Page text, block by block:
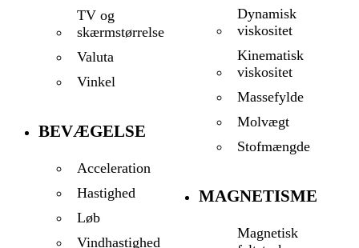
TV og
skærmstørrelse
Valuta
Vinkel
BEVÆGELSE
Acceleration
Hastighed
Løb
Vindhastighed
Dynamisk
viskositet
Kinematisk
viskositet
Massefylde
Molvægt
Stofmængde
MAGNETISME
Magnetisk